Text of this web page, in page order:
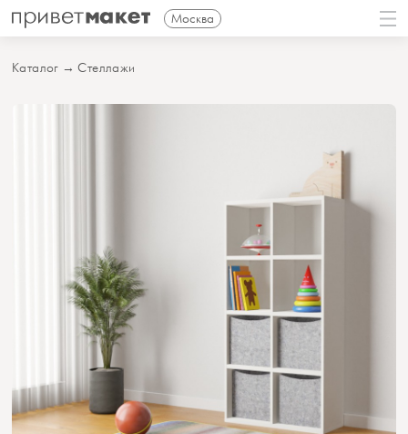
Москва
Каталог →Стеллажи